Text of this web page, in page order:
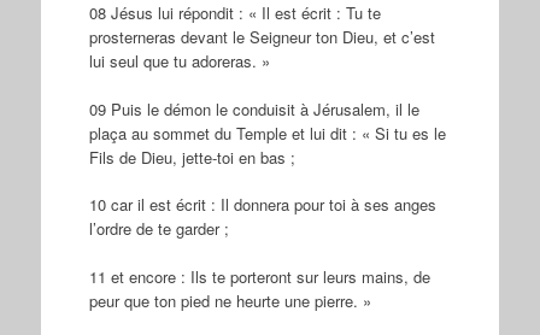
08 Jésus lui répondit : « Il est écrit : Tu te
prosterneras devant le Seigneur ton Dieu, et c’est
lui seul que tu adoreras. »
09 Puis le démon le conduisit à Jérusalem, il le
plaça au sommet du Temple et lui dit : « Si tu es le
Fils de Dieu, jette-toi en bas ;
10 car il est écrit : Il donnera pour toi à ses anges
l’ordre de te garder ;
11 et encore : Ils te porteront sur leurs mains, de
peur que ton pied ne heurte une pierre. »